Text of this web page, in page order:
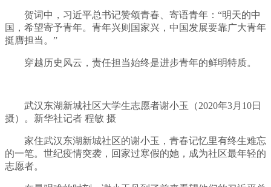
贺词中，习近平总书记赞颂青春、寄语青年：“明天的中
国，希望寄予青年。青年兴则国家兴，中国发展要靠广大青年
挺膺担当。”
穿越历史风云，责任担当始终是进步青年的鲜明特质。
武汉东湖新城社区大学生志愿者谢小玉（2020年3月10日
摄）。新华社记者 程敏 摄
家住武汉东湖新城社区的谢小玉，青春记忆里有终生难忘
的一笔。世纪疫情突袭，回家过寒假的她，成为社区最年轻的
志愿者。